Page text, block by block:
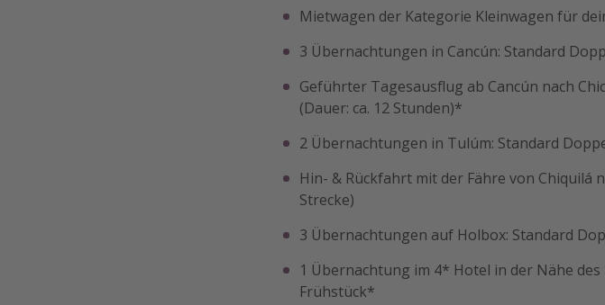
Mietwagen der Kategorie Kleinwagen für
3 Übernachtungen in Cancún: Standard
Geführter Tagesausflug ab Cancún nach
(Dauer: ca. 12 Stunden)*
2 Übernachtungen in Tulúm: Standard
Hin- & Rückfahrt mit der Fähre von Chiquilá
Strecke)
3 Übernachtungen auf Holbox: Standard
1 Übernachtung im 4* Hotel in der Nähe
Frühstück*